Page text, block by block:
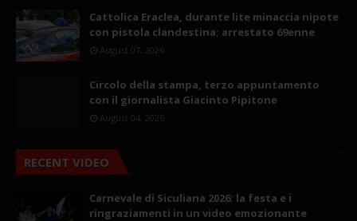
Cattolica Eraclea, durante lite minaccia nipote
con pistola clandestina: arrestato 69enne
August 07, 2026
Circolo della stampa, terzo appuntamento
con il giornalista Giacinto Pipitone
August 04, 2026
RECENT VIDEO
Carnevale di Siculiana 2026: la festa e i
ringraziamenti in un video emozionante